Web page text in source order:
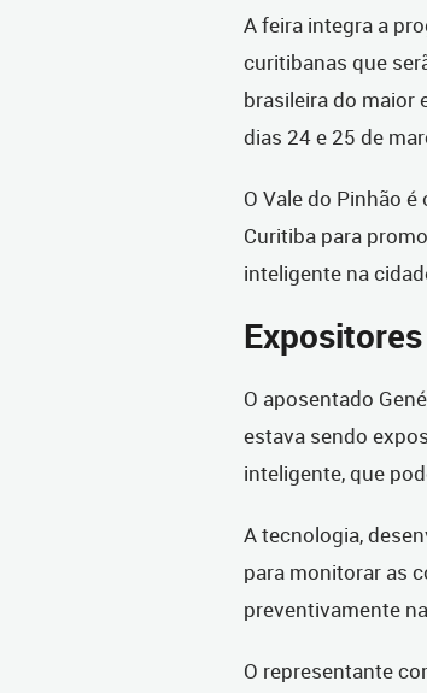
A feira integra a
curitibanas que
brasileira do maior
dias 24 e 25 de
O Vale do Pinhão
Curitiba para
inteligente na
Expositores
O aposentado
estava sendo
inteligente, que
A tecnologia,
para monitorar as
preventivamente
O representante